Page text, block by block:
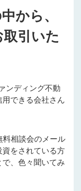
から、
引いた
ンディング不動
できる会社さん
相談会のメール
をされている方
、色々聞いてみ